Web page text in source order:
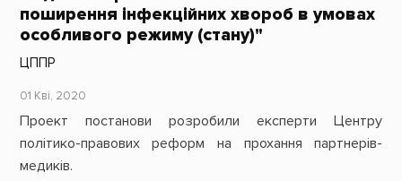
поширення інфекційних хвороб в умовах
особливого режиму (стану)"
ЦППР
01 Кві, 2020
Проект постанови розробили експерти Центру
політико-правових реформ на прохання партнерів-
медиків.